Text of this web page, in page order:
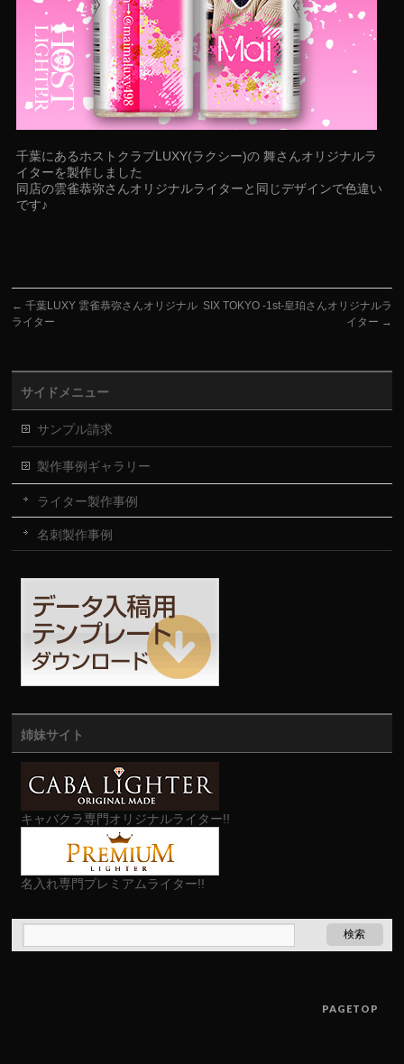
千葉にあるホストクラブLUXY(ラクシー)の 舞さんオリジナルラ
イターを製作しました
同店の雲雀恭弥さんオリジナルライターと同じデザインで色違い
です♪
← 千葉LUXY 雲雀恭弥さんオリジナル
ライター
SIX TOKYO -1st-皇珀さんオリジナルラ
イター →
サイドメニュー
サンプル請求
製作事例ギャラリー
ライター製作事例
名刺製作事例
姉妹サイト
キャバクラ専門オリジナルライター!!
名入れ専門プレミアムライター!!
PAGETOP